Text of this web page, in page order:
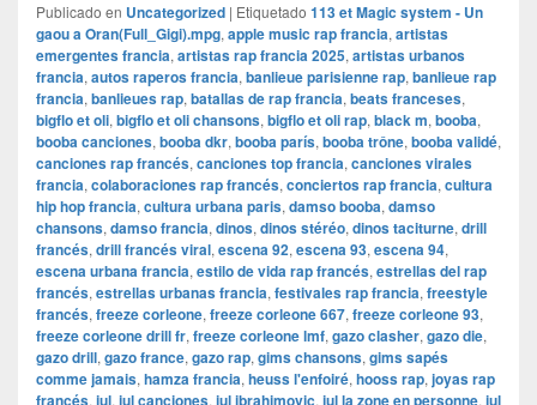
Publicado en Uncategorized | Etiquetado 113 et Magic system - Un
gaou a Oran(Full_Gigi).mpg, apple music rap francia, artistas
emergentes francia, artistas rap francia 2025, artistas urbanos
francia, autos raperos francia, banlieue parisienne rap, banlieue rap
francia, banlieues rap, batallas de rap francia, beats franceses,
bigflo et oli, bigflo et oli chansons, bigflo et oli rap, black m, booba,
booba canciones, booba dkr, booba parís, booba trône, booba validé,
canciones rap francés, canciones top francia, canciones virales
francia, colaboraciones rap francés, conciertos rap francia, cultura
hip hop francia, cultura urbana paris, damso booba, damso
chansons, damso francia, dinos, dinos stéréo, dinos taciturne, drill
francés, drill francés viral, escena 92, escena 93, escena 94,
escena urbana francia, estilo de vida rap francés, estrellas del rap
francés, estrellas urbanas francia, festivales rap francia, freestyle
francés, freeze corleone, freeze corleone 667, freeze corleone 93,
freeze corleone drill fr, freeze corleone lmf, gazo clasher, gazo die,
gazo drill, gazo france, gazo rap, gims chansons, gims sapés
comme jamais, hamza francia, heuss l'enfoiré, hooss rap, joyas rap
francés, jul, jul canciones, jul ibrahimovic, jul la zone en personne, jul